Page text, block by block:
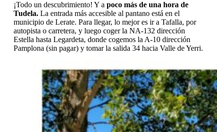
¡Todo un descubrimiento! Y a poco más de una hora de
Tudela. La entrada más accesible al pantano está en el
municipio de Lerate. Para llegar, lo mejor es ir a Tafalla, por
autopista o carretera, y luego coger la NA-132 dirección
Estella hasta Legardeta, donde cogemos la A-10 dirección
Pamplona (sin pagar) y tomar la salida 34 hacia Valle de Yerri.